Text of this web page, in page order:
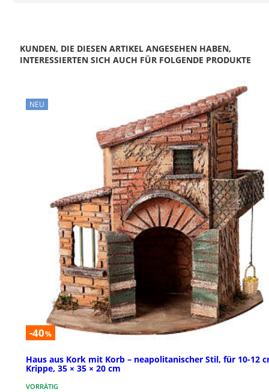
KUNDEN, DIE DIESEN ARTIKEL ANGESEHEN HABEN,
INTERESSIERTEN SICH AUCH FÜR FOLGENDE PRODUKTE
NEU
-40%
Haus aus Kork mit Korb – neapolitanischer Stil, für 10-12
Krippe, 35 × 35 × 20 cm
VORRÄTIG